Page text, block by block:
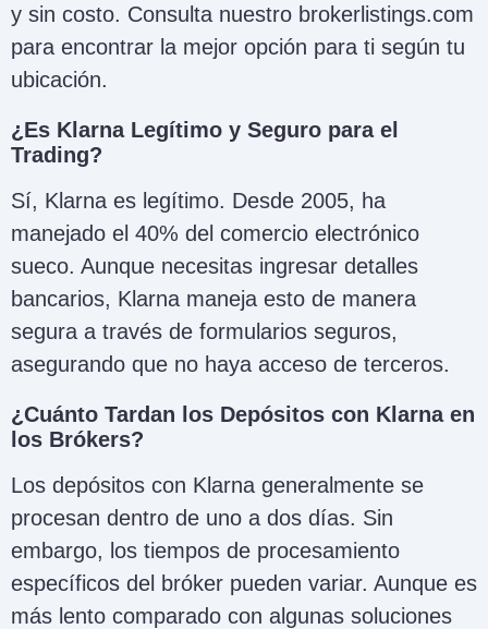
y sin costo. Consulta nuestro brokerlistings.com
para encontrar la mejor opción para ti según tu
ubicación.
¿Es Klarna Legítimo y Seguro para el
Trading?
Sí, Klarna es legítimo. Desde 2005, ha
manejado el 40% del comercio electrónico
sueco. Aunque necesitas ingresar detalles
bancarios, Klarna maneja esto de manera
segura a través de formularios seguros,
asegurando que no haya acceso de terceros.
¿Cuánto Tardan los Depósitos con Klarna en
los Brókers?
Los depósitos con Klarna generalmente se
procesan dentro de uno a dos días. Sin
embargo, los tiempos de procesamiento
específicos del bróker pueden variar. Aunque es
más lento comparado con algunas soluciones